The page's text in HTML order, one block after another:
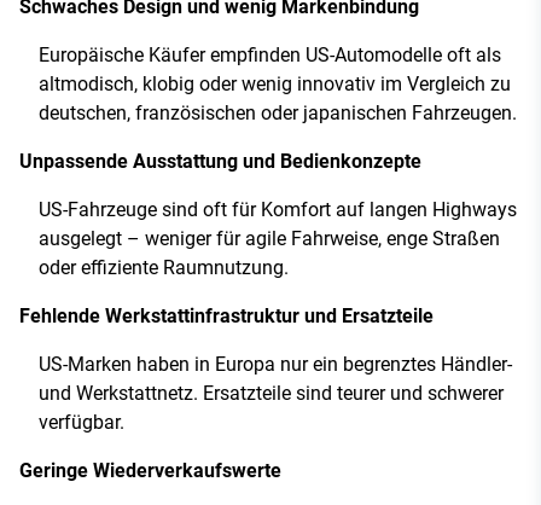
Schwaches Design und wenig Markenbindung
Europäische Käufer empfinden US-Automodelle oft als
altmodisch, klobig oder wenig innovativ im Vergleich zu
deutschen, französischen oder japanischen Fahrzeugen.
Unpassende Ausstattung und Bedienkonzepte
US-Fahrzeuge sind oft für Komfort auf langen Highways
ausgelegt – weniger für agile Fahrweise, enge Straßen
oder effiziente Raumnutzung.
Fehlende Werkstattinfrastruktur und Ersatzteile
US-Marken haben in Europa nur ein begrenztes Händler-
und Werkstattnetz. Ersatzteile sind teurer und schwerer
verfügbar.
Geringe Wiederverkaufswerte